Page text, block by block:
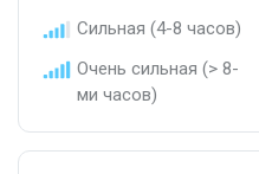
Сильная (4-8 часов)
Очень сильная (> 8-
ми часов)